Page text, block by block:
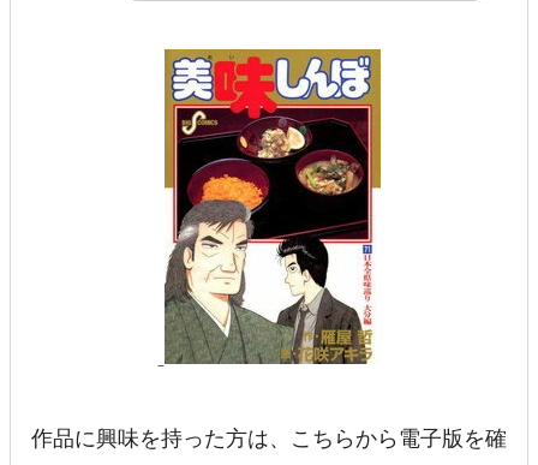
作品に興味を持った方は、こちらから電子版を確